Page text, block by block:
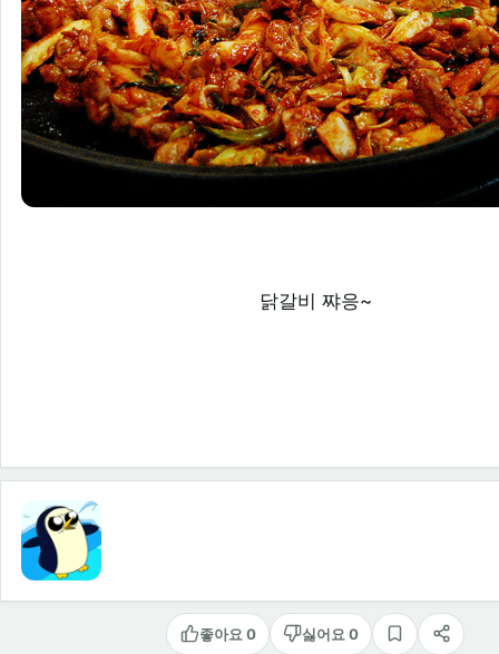
닭갈비 쨔응~
좋아요 0 싫어요 0
스크랩공유